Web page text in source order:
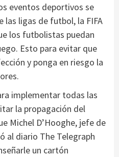
eventos deportivos se
las ligas de futbol, la FIFA
los futbolistas puedan
Esto para evitar que
y ponga en riesgo la
implementar todas las
la propagación del
Michel D’Hooghe, jefe de
al diario The Telegraph
un cartón